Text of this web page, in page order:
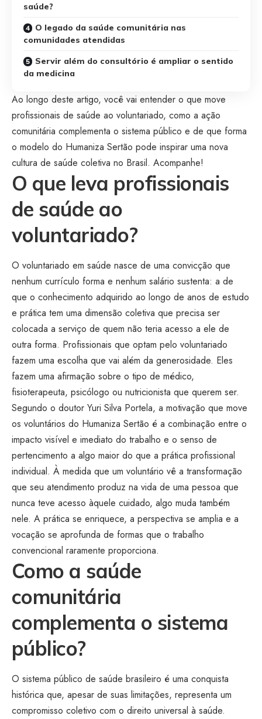
saúde?
O legado da saúde comunitária nas
comunidades atendidas
Servir além do consultório é ampliar o sentido
da medicina
Ao longo deste artigo, você vai entender o que move
profissionais de saúde ao voluntariado, como a ação
comunitária complementa o sistema público e de que forma
o modelo do Humaniza Sertão pode inspirar uma nova
cultura de saúde coletiva no Brasil. Acompanhe!
O que leva profissionais
de saúde ao
voluntariado?
O voluntariado em saúde nasce de uma convicção que
nenhum currículo forma e nenhum salário sustenta: a de
que o conhecimento adquirido ao longo de anos de estudo
e prática tem uma dimensão coletiva que precisa ser
colocada a serviço de quem não teria acesso a ele de
outra forma. Profissionais que optam pelo voluntariado
fazem uma escolha que vai além da generosidade. Eles
fazem uma afirmação sobre o tipo de médico,
fisioterapeuta, psicólogo ou nutricionista que querem ser.
Segundo o doutor Yuri Silva Portela, a motivação que move
os voluntários do Humaniza Sertão é a combinação entre o
impacto visível e imediato do trabalho e o senso de
pertencimento a algo maior do que a prática profissional
individual. À medida que um voluntário vê a transformação
que seu atendimento produz na vida de uma pessoa que
nunca teve acesso àquele cuidado, algo muda também
nele. A prática se enriquece, a perspectiva se amplia e a
vocação se aprofunda de formas que o trabalho
convencional raramente proporciona.
Como a saúde
comunitária
complementa o sistema
público?
O sistema público de saúde brasileiro é uma conquista
histórica que, apesar de suas limitações, representa um
compromisso coletivo com o direito universal à saúde.